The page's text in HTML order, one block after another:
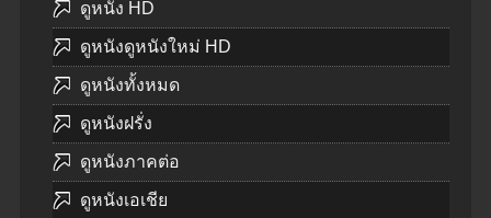
ดูหนัง HD
ดูหนังดูหนังใหม่ HD
ดูหนังทั้งหมด
ดูหนังฝรั่ง
ดูหนังภาคต่อ
ดูหนังเอเชีย